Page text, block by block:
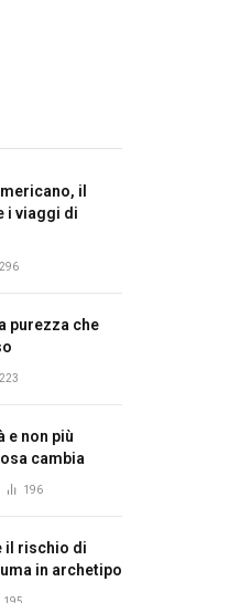
il
i viaggi di
296
purezza che
223
e non più
cambia
196
il rischio di
in archetipo